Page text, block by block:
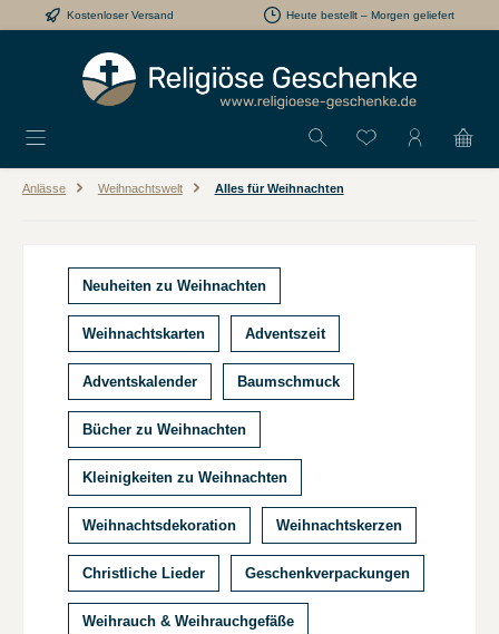
Zum Hauptinhalt springen
Kostenloser Versand Heute bestellt – Morgen geliefert
Du hast 0
Anlässe Weihnachtswelt Alles für Weihnachten
Neuheiten zu Weihnachten
Weihnachtskarten Adventszeit
Adventskalender Baumschmuck
Bücher zu Weihnachten
Kleinigkeiten zu Weihnachten
Weihnachtsdekoration Weihnachtskerzen
Christliche Lieder Geschenkverpackungen
Weihrauch & Weihrauchgefäße